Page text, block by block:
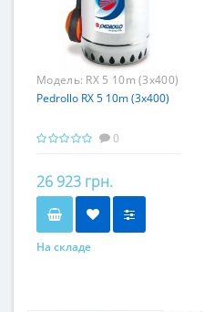
Модель: RX 5 10m (3x400)
Pedrollo RX 5 10m (3x400)
0
26 923 грн.
На складе